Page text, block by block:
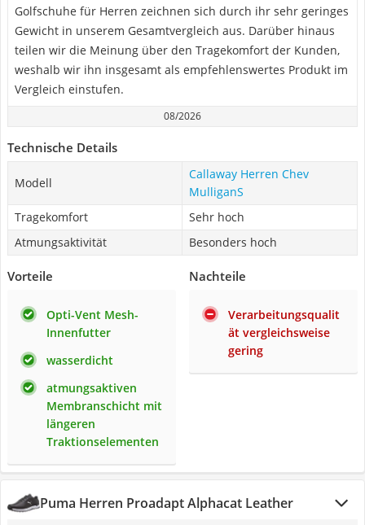
Golfschuhe für Herren zeichnen sich durch ihr sehr geringes
Gewicht in unserem Gesamtvergleich aus. Darüber hinaus
teilen wir die Meinung über den Tragekomfort der Kunden,
weshalb wir ihn insgesamt als empfehlenswertes Produkt im
Vergleich einstufen.
08/2026
Technische Details
Modell
Callaway Herren Chev
MulliganS
Tragekomfort
Sehr hoch
Atmungsaktivität
Besonders hoch
Vorteile
Opti-Vent Mesh-
Innenfutter
wasserdicht
atmungsaktiven
Membranschicht mit
längeren
Traktionselementen
Nachteile
Verarbeitungsqualit
ät vergleichsweise
gering
Puma Herren Proadapt Alphacat Leather